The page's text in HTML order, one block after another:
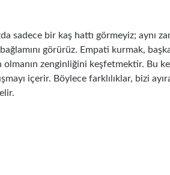
sadece bir kaş hattı görmeyiz;
görürüz. Empati kurmak,
olmanın zenginliğini keşfetmektir. Bu
içerir. Böylece farklılıklar, bizi